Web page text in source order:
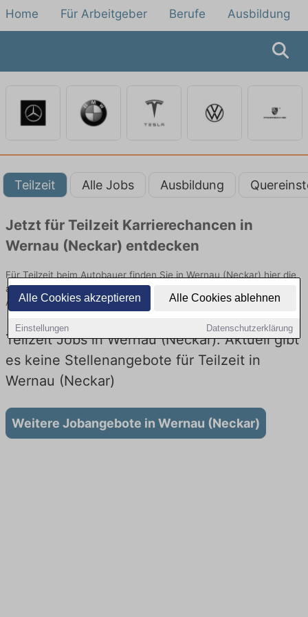
Alle Cookies akzeptieren Alle Cookies ablehnen
Einstellungen Datenschutzerklärung
Home Für Arbeitgeber Berufe Ausbildung
Teilzeit Alle Jobs Ausbildung
Jetzt für Teilzeit Karrierechancen in
Wernau (Neckar) entdecken
Für Teilzeit beim Autobauer finden Sie in Wernau (Neckar) hier die
aktuellsten Angebote. Entdecken Sie freie Optionen von Top-
Arbeitgebern und bewerben Sie sich noch heute.
Teilzeit Jobs in Wernau (Neckar): Aktuell gibt
es keine Stellenangebote für Teilzeit in
Wernau (Neckar)
Weitere Jobangebote in Wernau (Neckar)